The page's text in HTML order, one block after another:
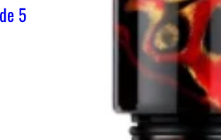
de 5